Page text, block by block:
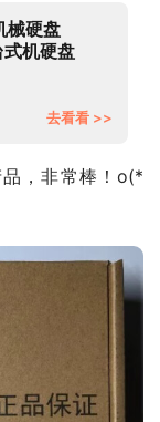
械硬盘
机硬盘
去看看 >>
，非常棒！o(*